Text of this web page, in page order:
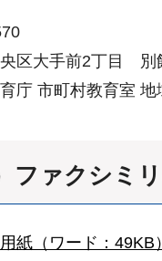
区大手前2丁目 別
庁 市町村教育室
ファクシミ
紙（ワード：49KB）